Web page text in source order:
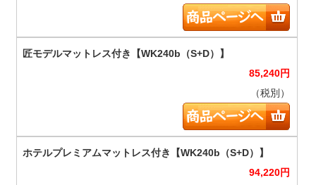
85,240円
（税別）
94,220円